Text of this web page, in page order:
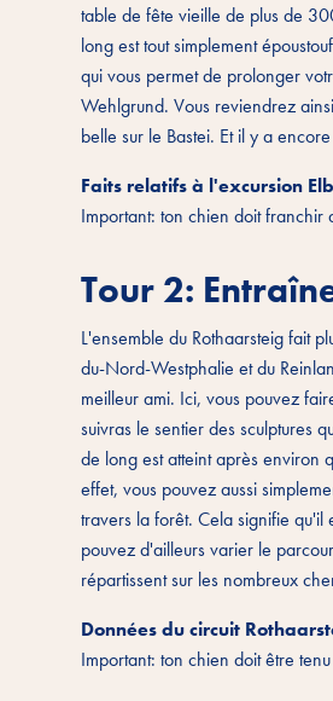
table de fête vieille de plus de
long est tout simplement
qui vous permet de prolonger
Wehlgrund. Vous reviendrez
belle sur le Bastei. Et il y a
Faits relatifs à l'excursion
Important: ton chien doit franchir
Tour 2:
L'ensemble du Rothaarsteig fait
du-Nord-Westphalie et du
meilleur ami. Ici, vous pouvez
suivras le sentier des sculptures
de long est atteint après environ
effet, vous pouvez aussi
travers la forêt. Cela signifie qu'il
pouvez d'ailleurs varier le
répartissent sur les nombreux
Données du circuit
Important: ton chien doit être